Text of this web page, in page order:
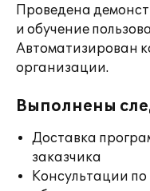
Проведена
и обучение
Автоматизирован
организации.
Выполнены
Доставка
заказчика
Консультации